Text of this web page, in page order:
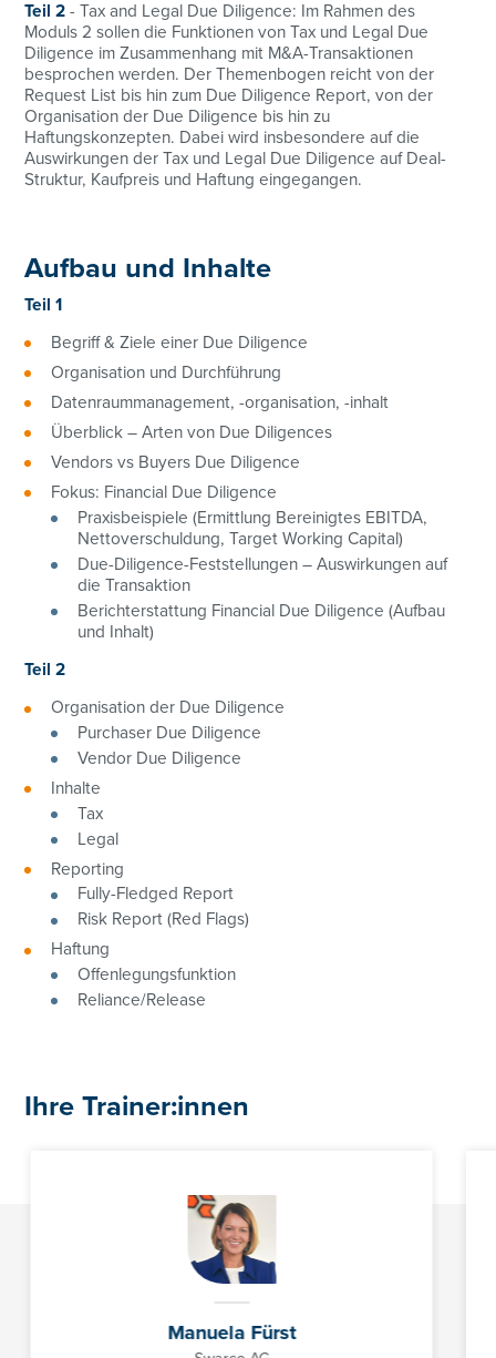
Teil 2 - Tax and Legal Due Diligence: Im Rahmen des
Moduls 2 sollen die Funktionen von Tax und Legal Due
Diligence im Zusammenhang mit M&A-Transaktionen
besprochen werden. Der Themenbogen reicht von der
Request List bis hin zum Due Diligence Report, von der
Organisation der Due Diligence bis hin zu
Haftungskonzepten. Dabei wird insbesondere auf die
Auswirkungen der Tax und Legal Due Diligence auf Deal-
Struktur, Kaufpreis und Haftung eingegangen.
Aufbau und Inhalte
Teil 1
Begriff & Ziele einer Due Diligence
Organisation und Durchführung
Datenraummanagement, -organisation, -inhalt
Überblick – Arten von Due Diligences
Vendors vs Buyers Due Diligence
Fokus: Financial Due Diligence
Praxisbeispiele (Ermittlung Bereinigtes EBITDA,
Nettoverschuldung, Target Working Capital)
Due-Diligence-Feststellungen – Auswirkungen auf
die Transaktion
Berichterstattung Financial Due Diligence (Aufbau
und Inhalt)
Teil 2
Organisation der Due Diligence
Purchaser Due Diligence
Vendor Due Diligence
Inhalte
Tax
Legal
Reporting
Fully-Fledged Report
Risk Report (Red Flags)
Haftung
Offenlegungsfunktion
Reliance/Release
Ihre Trainer:innen
Manuela Fürst
angelika.irsigler-giglmayr@controller-institut.at